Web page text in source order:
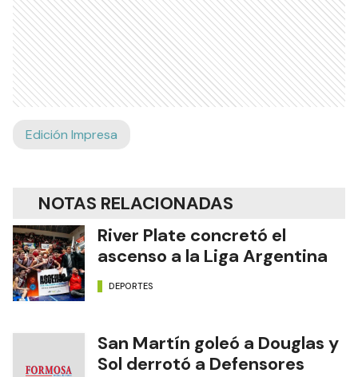
Edición Impresa
NOTAS RELACIONADAS
River Plate concretó el
ascenso a la Liga Argentina
DEPORTES
San Martín goleó a Douglas y
Sol derrotó a Defensores